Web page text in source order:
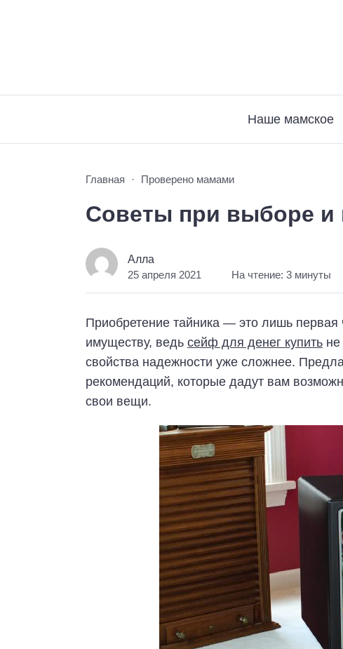
Наше мамское
Главная Проверено мамами
Советы при выборе и
Алла
25 апреля 2021 На чтение: 3 минуты
Приобретение тайника — это лишь первая
имуществу, ведь сейф для денег купить не
свойства надежности уже сложнее.
рекомендаций, которые дадут вам
свои вещи.